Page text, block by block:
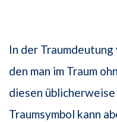
In der
den man im Traum
diesen
Traumsymbol kann